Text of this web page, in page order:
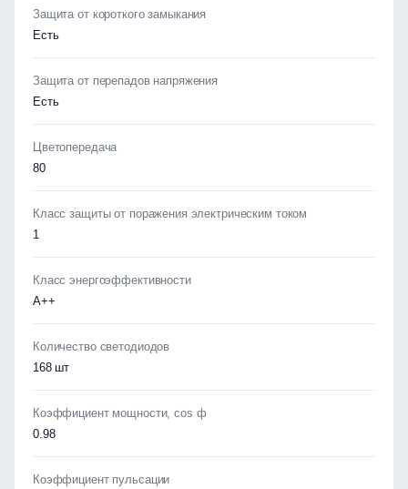
Защита от короткого замыкания
Есть
Защита от перепадов напряжения
Есть
Цветопередача
80
Класс защиты от поражения электрическим током
1
Класс энергоэффективности
А++
Количество светодиодов
168 шт
Коэффициент мощности, cos ф
0.98
Коэффициент пульсации